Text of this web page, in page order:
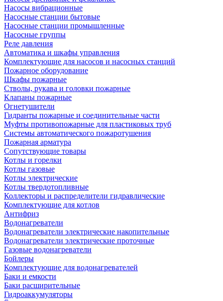
Насосы вибрационные
Насосные станции бытовые
Насосные станции промышленные
Насосные группы
Реле давления
Автоматика и шкафы управления
Комплектующие для насосов и насосных станций
Пожарное оборудование
Шкафы пожарные
Стволы, рукава и головки пожарные
Клапаны пожарные
Огнетушители
Гидранты пожарные и соединительные части
Муфты противопожарные для пластиковых труб
Системы автоматического пожаротушения
Пожарная арматура
Сопутствующие товары
Котлы и горелки
Котлы газовые
Котлы электрические
Котлы твердотопливные
Коллекторы и распределители гидравлические
Комплектующие для котлов
Антифриз
Водонагреватели
Водонагреватели электрические накопительные
Водонагреватели электрические проточные
Газовые водонагреватели
Бойлеры
Комплектующие для водонагревателей
Баки и емкости
Баки расширительные
Гидроаккумуляторы